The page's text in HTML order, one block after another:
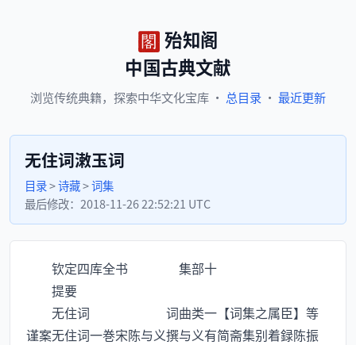
殆知阁
中国古典文献
浏览传统典籍， 探索中华文化宝库 · 总目录 · 最近更新
无住词潄玉词
目录>诗藏>词集
最后修改： 2018-11-26 22:52:21 UTC
钦定四库全书 集部十
提要
无住词 词曲类一【词集之属臣】等
谨案无住词一巻宋陈与义撰与义有简斋集别着録陈振